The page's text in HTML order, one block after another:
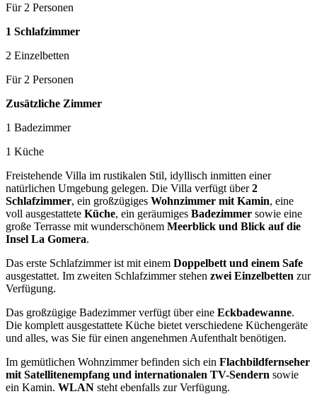
Für 2 Personen
1 Schlafzimmer
2 Einzelbetten
Für 2 Personen
Zusätzliche Zimmer
1 Badezimmer
1 Küche
Freistehende Villa im rustikalen Stil, idyllisch inmitten einer
natürlichen Umgebung gelegen. Die Villa verfügt über2
Schlafzimmer, ein großzügiges Wohnzimmer mit Kamin, eine
voll ausgestattete Küche, ein geräumiges Badezimmer sowie eine
große Terrasse mit wunderschönem Meerblick und Blick auf die
Insel La Gomera.
Das erste Schlafzimmer ist mit einem Doppelbett und einem Safe
ausgestattet. Im zweiten Schlafzimmer stehen zwei Einzelbetten zur
Verfügung.
Das großzügige Badezimmer verfügt über eine Eckbadewanne.
Die komplett ausgestattete Küche bietet verschiedene Küchengeräte
und alles, was Sie für einen angenehmen Aufenthalt benötigen.
Im gemütlichen Wohnzimmer befinden sich ein Flachbildfernseher
mit Satellitenempfang und internationalen TV-Sendern sowie
ein Kamin. WLAN steht ebenfalls zur Verfügung.